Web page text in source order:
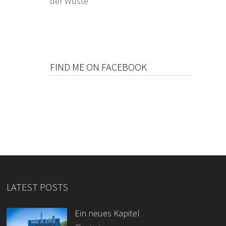
FIND ME ON FACEBOOK
LATEST POSTS
Ein neues Kapitel